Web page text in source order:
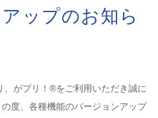
ップのお知ら
、がプリ！®をご利用いただき誠に
度、各種機能のバージョンアップ